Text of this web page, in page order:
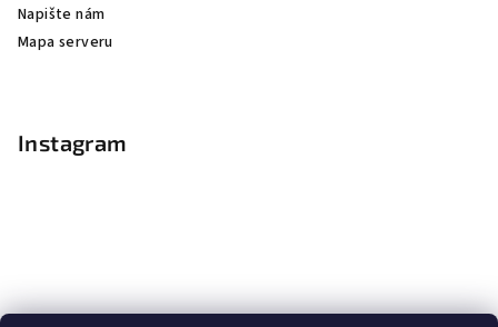
Napište nám
Mapa serveru
Instagram